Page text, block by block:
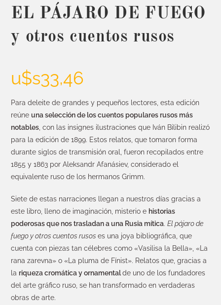
EL PÁJARO DE FUEGO
y otros cuentos rusos
u$s33,46
Para deleite de grandes y pequeños lectores, esta edición
reúneuna selección de los cuentos populares rusos más
notables , con las insignes ilustraciones que Iván Bilibin realizó
para la edición de 1899. Estos relatos, que tomaron forma
durante siglos de transmisión oral, fueron recopilados entre
1855 y 1863 por Aleksandr Afanásiev, considerado el
equivalente ruso de los hermanos Grimm.
Siete de estas narraciones llegan a nuestros días gracias a
este libro, lleno de imaginación, misterio e historias
poderosas que nos trasladan a una Rusia mítica.El pájaro de
fuego y otros cuentos rusoses una joya bibliográfica, que
cuenta con piezas tan célebres como «Vasilisa la Bella», «La
rana zarevna» o «La pluma de Fínist». Relatos que, gracias a
la riqueza cromática y ornamentalde uno de los fundadores
del arte gráfico ruso, se han transformado en verdaderas
obras de arte.